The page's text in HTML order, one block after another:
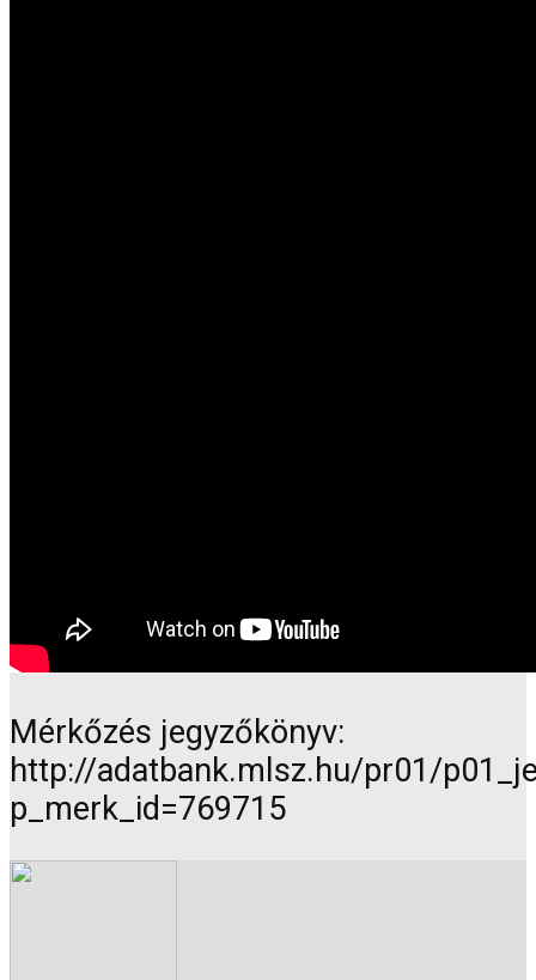
Mérkőzés jegyzőkönyv:
http://adatbank.mlsz.hu/pr01/
p_merk_id=769715